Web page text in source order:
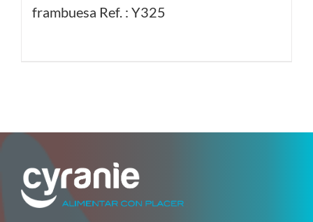
frambuesa Ref. : Y325